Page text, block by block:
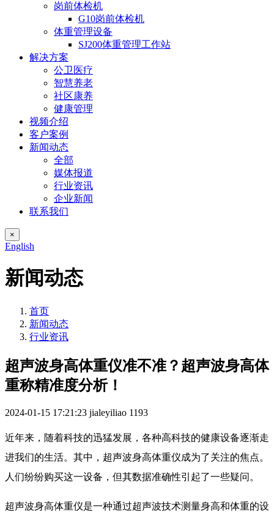
岗前体检机
G10岗前体检机
体重管理设备
SJ200体重管理工作站
解决方案
公卫医疗
智慧养老
社区康养
健康管理
视频介绍
客户案例
新闻动态
全部
媒体报道
行业资讯
企业新闻
联系我们
×
English
新闻动态
首页
新闻动态
行业资讯
超声波身高体重仪准不准？超声波身高体
重称精准度分析！
2024-01-15 17:21:23 jialeyiliao 1193
近年来，随着科技的迅猛发展，各种高科技的健康设备逐渐走
进我们的生活。其中，超声波身高体重仪成为了关注的焦点。
人们纷纷购买这一设备，但其数据准确性引起了一些疑问。
超声波身高体重仪是一种通过超声波技术测量身高和体重的设